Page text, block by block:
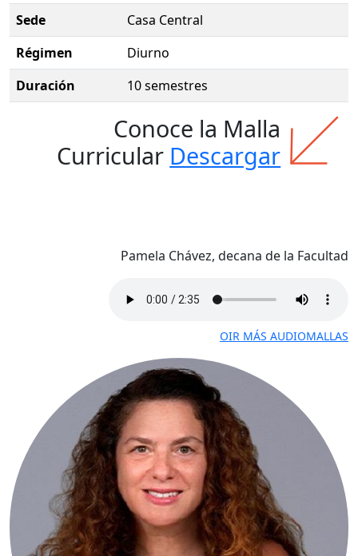
Sede
Casa Central
Régimen
Diurno
Duración
10 semestres
Conoce la Malla
Curricular Descargar
Pamela Chávez, decana de la Facultad
OIR MÁS AUDIOMALLAS